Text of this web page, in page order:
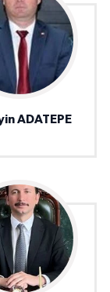
ADATEPE